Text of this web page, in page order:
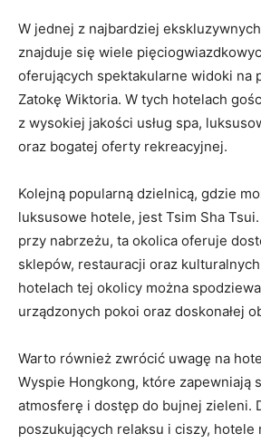
W jednej z najbardziej
znajduje ⁢się wiele
oferujących spektakularne widoki​ na
Zatokę Wiktoria. W tych hotelach
z wysokiej jakości usług spa,
oraz bogatej oferty rekreacyjnej.
Kolejną popularną dzielnicą, gdzie
luksusowe⁢ hotele, jest Tsim Sha
przy nabrzeżu, ta okolica oferuje
sklepów, restauracji​ oraz
hotelach tej okolicy można
urządzonych pokoi oraz doskonałej
Warto również zwrócić uwagę na
Wyspie Hongkong, które zapewniają
atmosferę i dostęp do⁤ bujnej zieleni.
poszukujących relaksu i ciszy, hotele